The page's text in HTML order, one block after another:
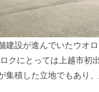
設が進んでいたウオ
クにとっては上越市初
積した立地でもあり